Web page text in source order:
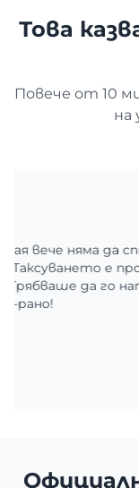
Това
Повече от 10
на
няма да
е
да го направя